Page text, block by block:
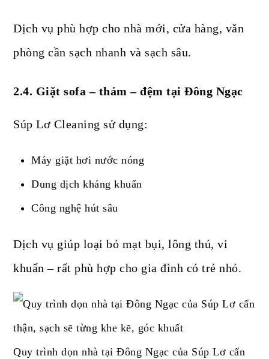
Dịch vụ phù hợp cho nhà mới, cửa hàng, văn
phòng cần sạch nhanh và sạch sâu.
2.4. Giặt sofa – thảm – đệm tại Đông Ngạc
Súp Lơ Cleaning sử dụng:
Máy giặt hơi nước nóng
Dung dịch kháng khuẩn
Công nghệ hút sâu
Dịch vụ giúp loại bỏ mạt bụi, lông thú, vi
khuẩn – rất phù hợp cho gia đình có trẻ nhỏ.
Quy trình dọn nhà tại Đông Ngạc của Súp Lơ cẩn